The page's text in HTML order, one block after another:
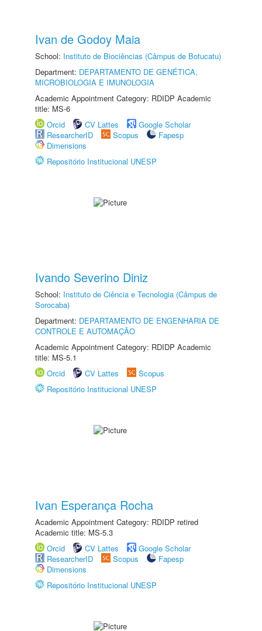
Ivan de Godoy Maia
School: Instituto de Biociências (Câmpus de Botucatu)
Department: DEPARTAMENTO DE GENÉTICA,
MICROBIOLOGIA E IMUNOLOGIA
Academic Appointment Category: RDIDP Academic
title: MS-6
Orcid
CV Lattes
Google Scholar
ResearcherID
Scopus
Fapesp
Dimensions
Repositório Institucional UNESP
Ivando Severino Diniz
School: Instituto de Ciência e Tecnologia (Câmpus de
Sorocaba)
Department: DEPARTAMENTO DE ENGENHARIA DE
CONTROLE E AUTOMAÇÃO
Academic Appointment Category: RDIDP Academic
title: MS-5.1
Orcid
CV Lattes
Scopus
Repositório Institucional UNESP
Ivan Esperança Rocha
Academic Appointment Category: RDIDP retired
Academic title: MS-5.3
Orcid
CV Lattes
Google Scholar
ResearcherID
Scopus
Fapesp
Dimensions
Repositório Institucional UNESP